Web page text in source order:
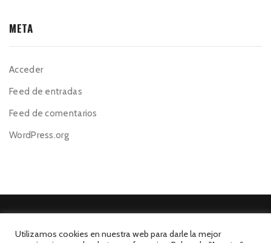
META
Acceder
Feed de entradas
Feed de comentarios
WordPress.org
Utilizamos cookies en nuestra web para darle la mejor